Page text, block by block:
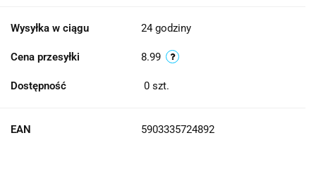
Wysyłka w ciągu 24 godziny
Cena przesyłki 8.99
Dostępność 0 szt.
EAN 5903335724892